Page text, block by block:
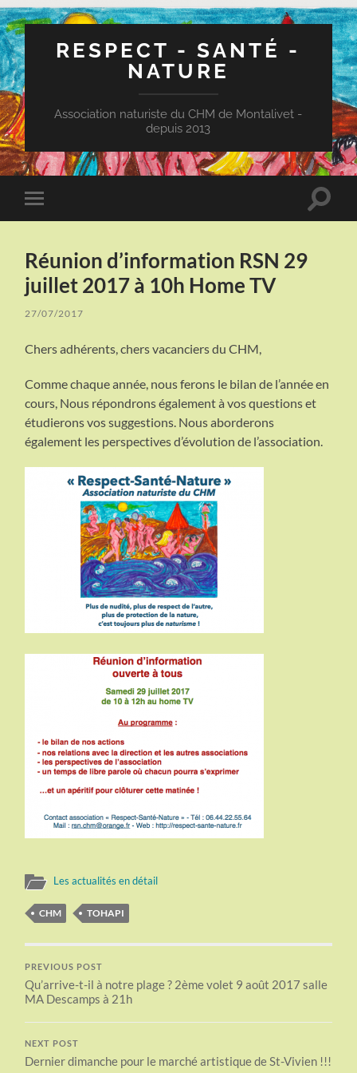
RESPECT - SANTÉ -
NATURE
Association naturiste du CHM de Montalivet -
depuis 2013
Toggle
mobile
Toggle
Réunion d’information RSN 29
juillet 2017 à 10h Home TV
27/07/2017
Chers adhérents, chers vacanciers du CHM,
Comme chaque année, nous ferons le bilan de l’année en
cours, Nous répondrons également à vos questions et
étudierons vos suggestions. Nous aborderons
également les perspectives d’évolution de l’association.
Les actualités en détail
CHM TOHAPI
PREVIOUS POST
Qu’arrive-t-il à notre plage ? 2ème volet 9 août 2017 salle
MA Descamps à 21h
NEXT POST
Dernier dimanche pour le marché artistique de St-Vivien !!!